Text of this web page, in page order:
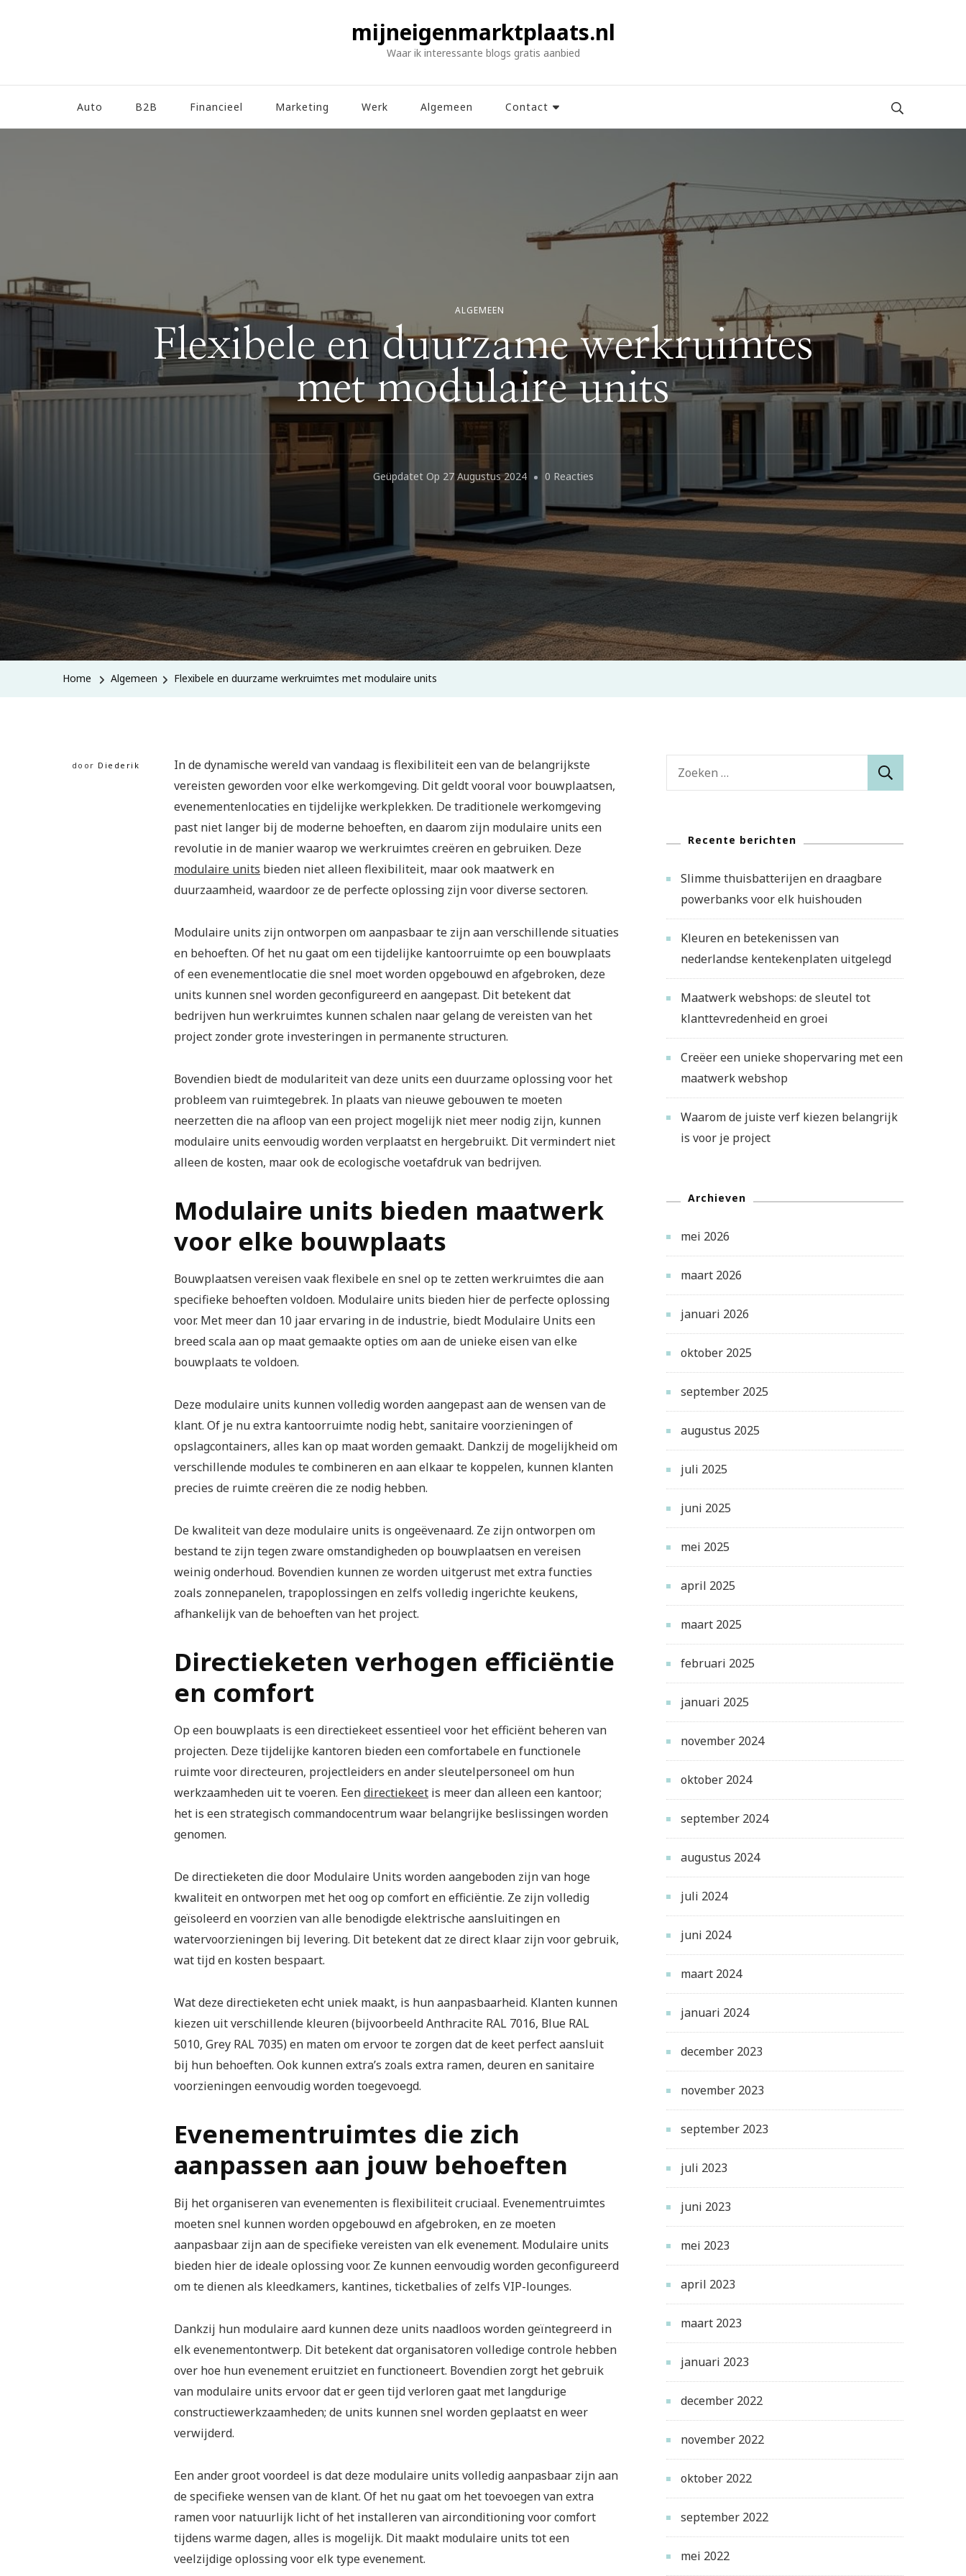
mijneigenmarktplaats.nl
Waar ik interessante blogs gratis aanbied
Auto B2B Financieel Marketing Werk Algemeen Contact
ALGEMEEN
Flexibele en duurzame werkruimtes
met modulaire units
Geüpdatet Op 27 Augustus 2024 0 ReactiesOp
Flexibele
En
Werkruimtes
Met
Units
Home Algemeen Flexibele en duurzame werkruimtes met modulaire units
door Diederik
In de dynamische wereld van vandaag is flexibiliteit een van de belangrijkste
vereisten geworden voor elke werkomgeving. Dit geldt vooral voor bouwplaatsen,
evenementenlocaties en tijdelijke werkplekken. De traditionele werkomgeving
past niet langer bij de moderne behoeften, en daarom zijn modulaire units een
revolutie in de manier waarop we werkruimtes creëren en gebruiken. Deze
modulaire units bieden niet alleen flexibiliteit, maar ook maatwerk en
duurzaamheid, waardoor ze de perfecte oplossing zijn voor diverse sectoren.
Modulaire units zijn ontworpen om aanpasbaar te zijn aan verschillende situaties
en behoeften. Of het nu gaat om een tijdelijke kantoorruimte op een bouwplaats
of een evenementlocatie die snel moet worden opgebouwd en afgebroken, deze
units kunnen snel worden geconfigureerd en aangepast. Dit betekent dat
bedrijven hun werkruimtes kunnen schalen naar gelang de vereisten van het
project zonder grote investeringen in permanente structuren.
Bovendien biedt de modulariteit van deze units een duurzame oplossing voor het
probleem van ruimtegebrek. In plaats van nieuwe gebouwen te moeten
neerzetten die na afloop van een project mogelijk niet meer nodig zijn, kunnen
modulaire units eenvoudig worden verplaatst en hergebruikt. Dit vermindert niet
alleen de kosten, maar ook de ecologische voetafdruk van bedrijven.
Modulaire units bieden maatwerk
voor elke bouwplaats
Bouwplaatsen vereisen vaak flexibele en snel op te zetten werkruimtes die aan
specifieke behoeften voldoen. Modulaire units bieden hier de perfecte oplossing
voor. Met meer dan 10 jaar ervaring in de industrie, biedt Modulaire Units een
breed scala aan op maat gemaakte opties om aan de unieke eisen van elke
bouwplaats te voldoen.
Deze modulaire units kunnen volledig worden aangepast aan de wensen van de
klant. Of je nu extra kantoorruimte nodig hebt, sanitaire voorzieningen of
opslagcontainers, alles kan op maat worden gemaakt. Dankzij de mogelijkheid om
verschillende modules te combineren en aan elkaar te koppelen, kunnen klanten
precies de ruimte creëren die ze nodig hebben.
De kwaliteit van deze modulaire units is ongeëvenaard. Ze zijn ontworpen om
bestand te zijn tegen zware omstandigheden op bouwplaatsen en vereisen
weinig onderhoud. Bovendien kunnen ze worden uitgerust met extra functies
zoals zonnepanelen, trapoplossingen en zelfs volledig ingerichte keukens,
afhankelijk van de behoeften van het project.
Directieketen verhogen efficiëntie
en comfort
Op een bouwplaats is een directiekeet essentieel voor het efficiënt beheren van
projecten. Deze tijdelijke kantoren bieden een comfortabele en functionele
ruimte voor directeuren, projectleiders en ander sleutelpersoneel om hun
werkzaamheden uit te voeren. Eendirectiekeet is meer dan alleen een kantoor;
het is een strategisch commandocentrum waar belangrijke beslissingen worden
genomen.
De directieketen die door Modulaire Units worden aangeboden zijn van hoge
kwaliteit en ontworpen met het oog op comfort en efficiëntie. Ze zijn volledig
geïsoleerd en voorzien van alle benodigde elektrische aansluitingen en
watervoorzieningen bij levering. Dit betekent dat ze direct klaar zijn voor gebruik,
wat tijd en kosten bespaart.
Wat deze directieketen echt uniek maakt, is hun aanpasbaarheid. Klanten kunnen
kiezen uit verschillende kleuren (bijvoorbeeld Anthracite RAL 7016, Blue RAL
5010, Grey RAL 7035) en maten om ervoor te zorgen dat de keet perfect aansluit
bij hun behoeften. Ook kunnen extra’s zoals extra ramen, deuren en sanitaire
voorzieningen eenvoudig worden toegevoegd.
Evenementruimtes die zich
aanpassen aan jouw behoeften
Bij het organiseren van evenementen is flexibiliteit cruciaal. Evenementruimtes
moeten snel kunnen worden opgebouwd en afgebroken, en ze moeten
aanpasbaar zijn aan de specifieke vereisten van elk evenement. Modulaire units
bieden hier de ideale oplossing voor. Ze kunnen eenvoudig worden geconfigureerd
om te dienen als kleedkamers, kantines, ticketbalies of zelfs VIP-lounges.
Dankzij hun modulaire aard kunnen deze units naadloos worden geïntegreerd in
elk evenementontwerp. Dit betekent dat organisatoren volledige controle hebben
over hoe hun evenement eruitziet en functioneert. Bovendien zorgt het gebruik
van modulaire units ervoor dat er geen tijd verloren gaat met langdurige
constructiewerkzaamheden; de units kunnen snel worden geplaatst en weer
verwijderd.
Een ander groot voordeel is dat deze modulaire units volledig aanpasbaar zijn aan
de specifieke wensen van de klant. Of het nu gaat om het toevoegen van extra
ramen voor natuurlijk licht of het installeren van airconditioning voor comfort
tijdens warme dagen, alles is mogelijk. Dit maakt modulaire units tot een
veelzijdige oplossing voor elk type evenement.
Recente berichten
Slimme thuisbatterijen en draagbare
powerbanks voor elk huishouden
Kleuren en betekenissen van
nederlandse kentekenplaten uitgelegd
Maatwerk webshops: de sleutel tot
klanttevredenheid en groei
Creëer een unieke shopervaring met een
maatwerk webshop
Waarom de juiste verf kiezen belangrijk
is voor je project
Archieven
mei 2026
maart 2026
januari 2026
oktober 2025
september 2025
augustus 2025
juli 2025
juni 2025
mei 2025
april 2025
maart 2025
februari 2025
januari 2025
november 2024
oktober 2024
september 2024
augustus 2024
juli 2024
juni 2024
maart 2024
januari 2024
december 2023
november 2023
september 2023
juli 2023
juni 2023
mei 2023
april 2023
maart 2023
januari 2023
december 2022
november 2022
oktober 2022
september 2022
mei 2022